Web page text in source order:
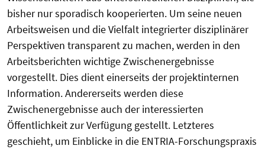
bisher nur sporadisch kooperierten. Um seine neuen
Arbeitsweisen und die Vielfalt integrierter disziplinärer
Perspektiven transparent zu machen, werden in den
Arbeitsberichten wichtige Zwischenergebnisse
vorgestellt. Dies dient einerseits der projektinternen
Information. Andererseits werden diese
Zwischenergebnisse auch der interessierten
Öffentlichkeit zur Verfügung gestellt. Letzteres
geschieht, um Einblicke in die ENTRIA-Forschungspraxis